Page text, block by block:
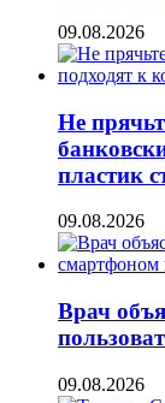
09.08.2026
Не
пластик
09.08.2026
Врач
09.08.2026